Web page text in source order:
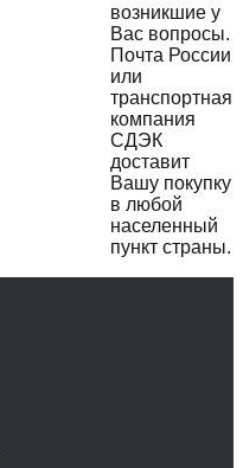
возникшие у
Вас вопросы.
Почта России
или
транспортная
компания
СДЭК
доставит
Вашу покупку
в любой
населенный
пункт страны.